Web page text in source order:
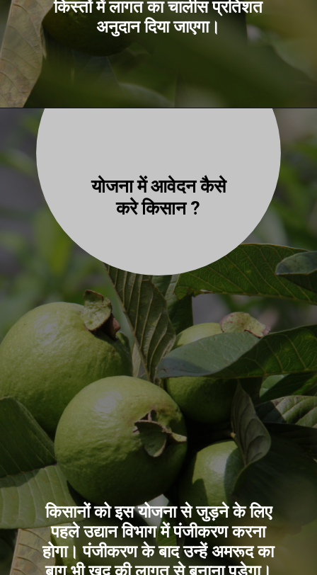
किस्तों में लागत का चालीस प्रतिशत
अनुदान दिया जाएगा।
किसानों को इस योजना से जुड़ने के लिए
पहले उद्यान विभाग में पंजीकरण करना
होगा। पंजीकरण के बाद उन्हें अमरूद का
योजना में आवेदन कैसे
करे किसान ?